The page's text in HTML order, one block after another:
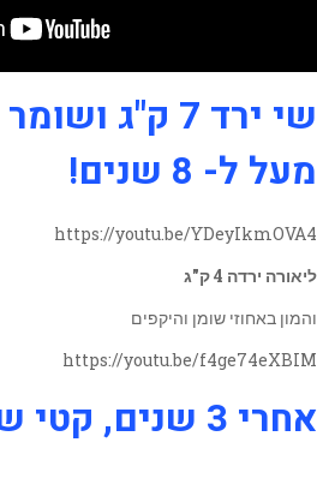
שי ירד 7 ק"ג ושומר כבר
מעל ל- 8 שנים!
https://youtu.be/YDeyIkmOVA4
ליאורה ירדה 4 ק"ג
והמון באחוזי שומן והיקפים
https://youtu.be/f4ge74eXBIM
אחרי 3 שנים, קטי שומרת